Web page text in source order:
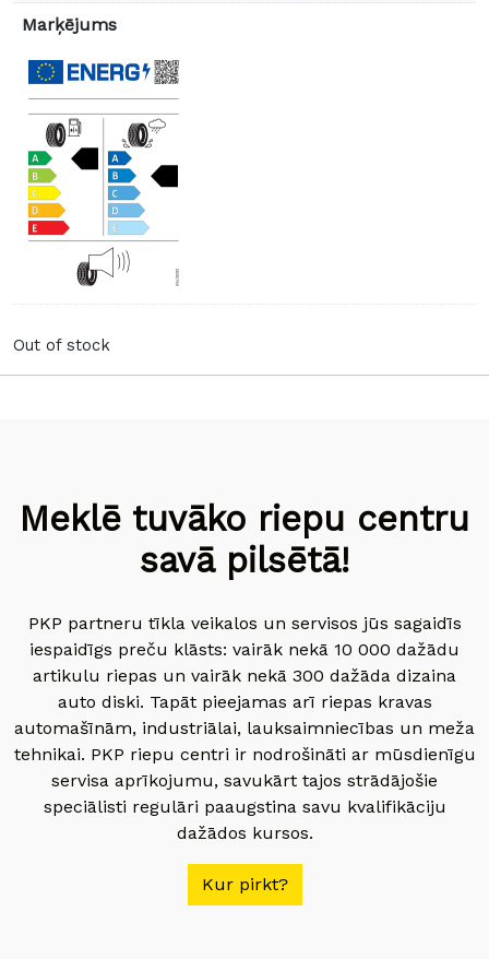
Marķējums
Out of stock
Meklē tuvāko riepu centru
savā pilsētā!
PKP partneru tīkla veikalos un servisos jūs sagaidīs
iespaidīgs preču klāsts: vairāk nekā 10 000 dažādu
artikulu riepas un vairāk nekā 300 dažāda dizaina
auto diski. Tapāt pieejamas arī riepas kravas
automašīnām, industriālai, lauksaimniecības un meža
tehnikai. PKP riepu centri ir nodrošināti ar mūsdienīgu
servisa aprīkojumu, savukārt tajos strādājošie
speciālisti regulāri paaugstina savu kvalifikāciju
dažādos kursos.
Kur pirkt?